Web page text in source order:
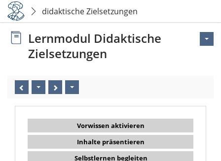
didaktische Zielsetzungen
Lernmodul Didaktische
Zielsetzungen
Vorwissen aktivieren
Inhalte präsentieren
Selbstlernen begleiten